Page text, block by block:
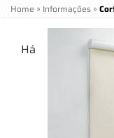
Home » Informações »
Há